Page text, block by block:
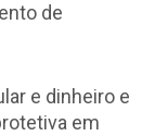
de
e dinheiro e
em